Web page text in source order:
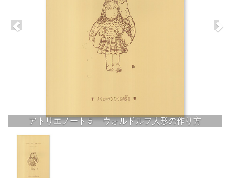
アトリエノート５ ウォルドルフ人形の作り方